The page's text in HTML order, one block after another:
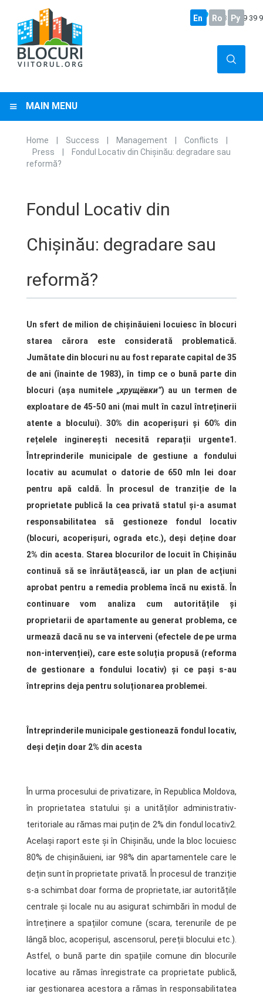
+373 22 29 39
En Ro Ру
MAIN MENU
You are here
Home | Success | Management | Conflicts
|
Press
|
Fondul Locativ din Chișinău: degradare sau
reformă?
Fondul Locativ din
Chișinău: degradare sau
reformă?
Un sfert de milion de chișinăuieni locuiesc în blocuri
starea cărora este considerată problematică.
Jumătate din blocuri nu au fost reparate capital de 35
de ani (înainte de 1983), în timp ce o bună parte din
blocuri (așa numitele „хрущёвки”) au un termen de
exploatare de 45-50 ani (mai mult în cazul întreținerii
atente a blocului). 30% din acoperișuri și 60% din
rețelele inginerești necesită reparații urgente1.
Întreprinderile municipale de gestiune a fondului
locativ au acumulat o datorie de 650 mln lei doar
pentru apă caldă. În procesul de tranziție de la
proprietate publică la cea privată statul și-a asumat
responsabilitatea să gestioneze fondul locativ
(blocuri, acoperișuri, ograda etc.), deși deține doar
2% din acesta. Starea blocurilor de locuit în Chișinău
continuă să se înrăutățească, iar un plan de acțiuni
aprobat pentru a remedia problema încă nu există.În
continuare vom analiza cum autoritățile și
proprietarii de apartamente au generat problema, ce
urmează dacă nu se va interveni (efectele de pe urma
non-intervenției), care este soluția propusă (reforma
de gestionare a fondului locativ) și ce pași s-au
întreprins deja pentru soluționarea problemei.
Întreprinderile municipale gestionează fondul locativ,
deși dețin doar 2% din acesta
În urma procesului de privatizare, în Republica Moldova,
în proprietatea statului și a unităților administrativ-
teritoriale au rămas mai puțin de 2% din fondul locativ2.
Același raport este și în Chișinău, unde la bloc locuiesc
80% de chișinăuieni, iar 98% din apartamentele care le
dețin sunt în proprietate privată. În procesul de tranziție
s-a schimbat doar forma de proprietate, iar autoritățile
centrale și locale nu au asigurat schimbări în modul de
întreținere a spațiilor comune (scara, terenurile de pe
lângă bloc, acoperișul, ascensorul, pereții blocului etc.).
Astfel, o bună parte din spațiile comune din blocurile
locative au rămas înregistrate ca proprietate publică,
iar gestionarea acestora a rămas în responsabilitatea